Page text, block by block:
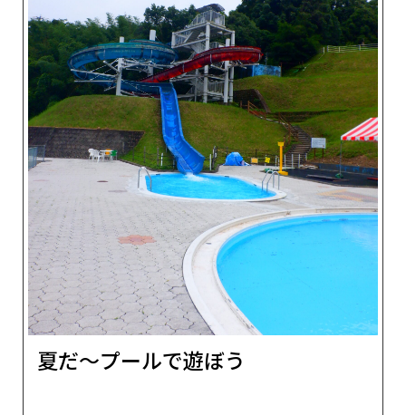
夏だ～プールで遊ぼう